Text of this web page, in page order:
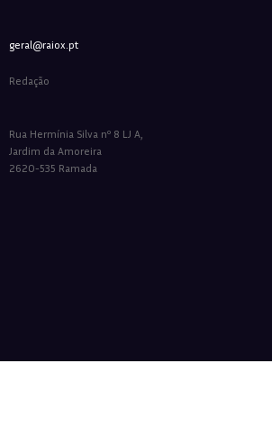
geral@raiox.pt
Redação
Rua Hermínia Silva nº 8 LJ A,
Jardim da Amoreira
2620-535 Ramada